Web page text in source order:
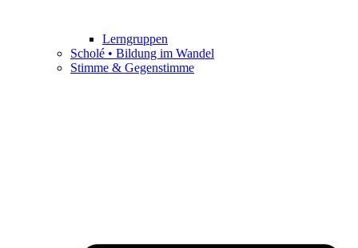
Lerngruppen
Scholé • Bildung im Wandel
Stimme & Gegenstimme